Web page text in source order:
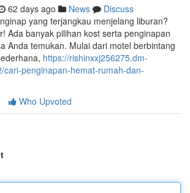
62 days ago News
Discuss
yang terjangkau menjelang liburan?
Ada banyak pilihan kost serta penginapan
Anda temukan. Mulai dari motel berbintang
https://rishinxxj256275.dm-
cari-penginapan-hemat-rumah-dan-
Who Upvoted